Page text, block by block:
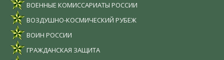
ВОЕННЫЕ КОМИССАРИАТЫ РОССИИ
ВОЗДУШНО-КОСМИЧЕСКИЙ РУБЕЖ
ВОИН РОССИИ
ГРАЖДАНСКАЯ ЗАЩИТА